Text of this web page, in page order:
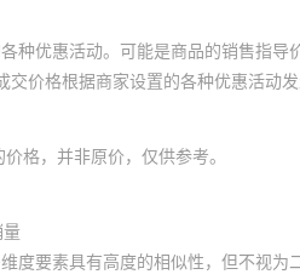
种优惠活动。可能是商品的销售指
价格根据商家设置的各种优惠活动
格，并非原价，仅供参考。
度要素具有高度的相似性，但不视